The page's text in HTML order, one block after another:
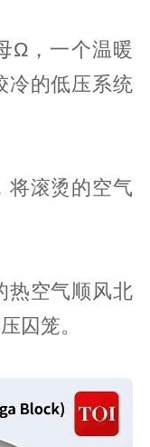
Ω，一个温暖
冷的低压系统
将滚烫的空气
热空气顺风北
囚笼。